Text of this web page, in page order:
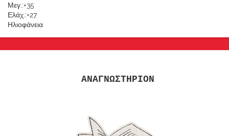
Μεγ.:+35
Ελάχ.:+27
Ηλιοφάνεια
ΑΝΑΓΝΩΣΤΗΡΙΟΝ